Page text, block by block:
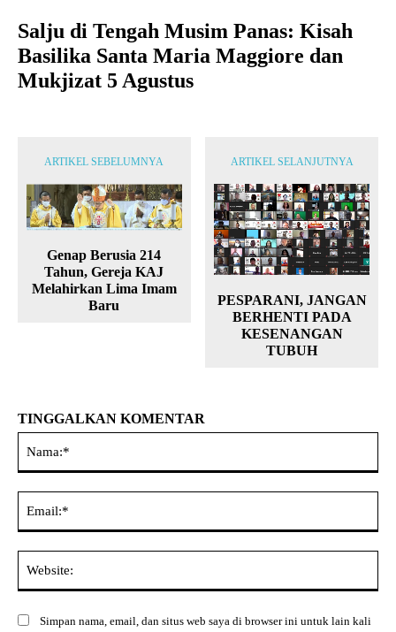
Salju di Tengah Musim Panas: Kisah
Basilika Santa Maria Maggiore dan
Mukjizat 5 Agustus
ARTIKEL SEBELUMNYA
Genap Berusia 214
Tahun, Gereja KAJ
Melahirkan Lima Imam
Baru
ARTIKEL SELANJUTNYA
PESPARANI, JANGAN
BERHENTI PADA
KESENANGAN
TUBUH
TINGGALKAN KOMENTAR
Simpan nama, email, dan situs web saya di browser ini untuk lain kali